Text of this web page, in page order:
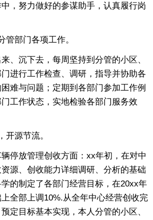
，努力做好的参谋助手，认真履行岗
部门各项工作。
沉下去，每周坚持到分管的小区、
进行工作检查、调研，指导并协助各
难与问题；定期到各部门参加工作例
工作状态，实地检验各部门服务效
源节流。
放管理创收方面：xx年初，在对中
源、创收能力详细调研、分析的基础
学的制定了各部门经营目标，在20xx年
全部上调10%.从全年中心经营创收完
定目标基本实现，本人分管的小区、